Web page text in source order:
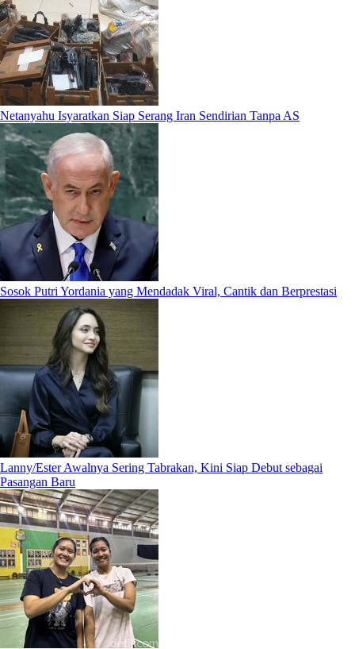
Netanyahu Isyaratkan Siap Serang Iran Sendirian Tanpa AS
Sosok Putri Yordania yang Mendadak Viral, Cantik dan Berprestasi
Lanny/Ester Awalnya Sering Tabrakan, Kini Siap Debut sebagai
Pasangan Baru